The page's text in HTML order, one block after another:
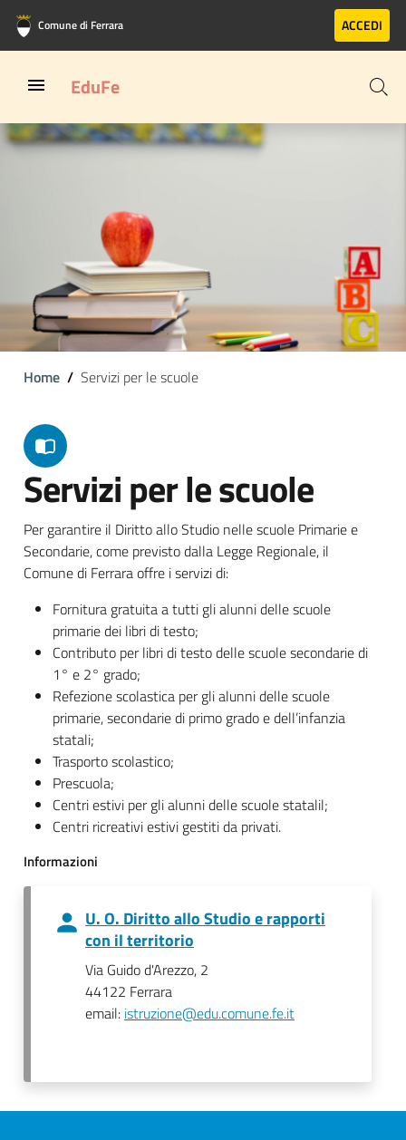
Vai al contenuto principale
Vai al footer
Comune di Ferrara ACCEDI
EduFe
Home Servizi per le scuole
Servizi per le scuole
Per garantire il Diritto allo Studio nelle scuole Primarie e
Secondarie, come previsto dalla Legge Regionale, il
Comune di Ferrara offre i servizi di:
Fornitura gratuita a tutti gli alunni delle scuole
primarie dei libri di testo;
Contributo per libri di testo delle scuole secondarie di
1° e 2° grado;
Refezione scolastica per gli alunni delle scuole
primarie, secondarie di primo grado e dell’infanzia
statali;
Trasporto scolastico;
Prescuola;
Centri estivi per gli alunni delle scuole statalil;
Centri ricreativi estivi gestiti da privati.
Informazioni
U. O. Diritto allo Studio e rapporti
con il territorio
Via Guido d'Arezzo, 2
44122 Ferrara
email: istruzione@edu.comune.fe.it